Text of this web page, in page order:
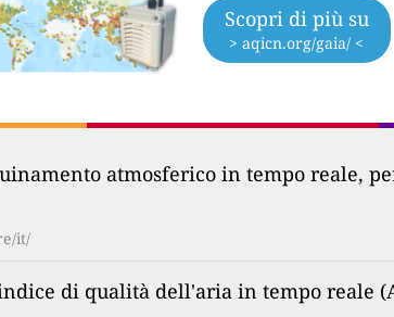
Scopri di più su
> aqicn.org/gaia/ <
atmosferico in tempo reale,
it/
di qualità dell'aria in tempo reale